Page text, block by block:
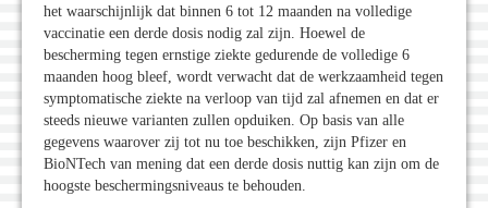
het waarschijnlijk dat binnen 6 tot 12 maanden na volledige
vaccinatie een derde dosis nodig zal zijn. Hoewel de
bescherming tegen ernstige ziekte gedurende de volledige 6
maanden hoog bleef, wordt verwacht dat de werkzaamheid tegen
symptomatische ziekte na verloop van tijd zal afnemen en dat er
steeds nieuwe varianten zullen opduiken. Op basis van alle
gegevens waarover zij tot nu toe beschikken, zijn Pfizer en
BioNTech van mening dat een derde dosis nuttig kan zijn om de
hoogste beschermingsniveaus te behouden.